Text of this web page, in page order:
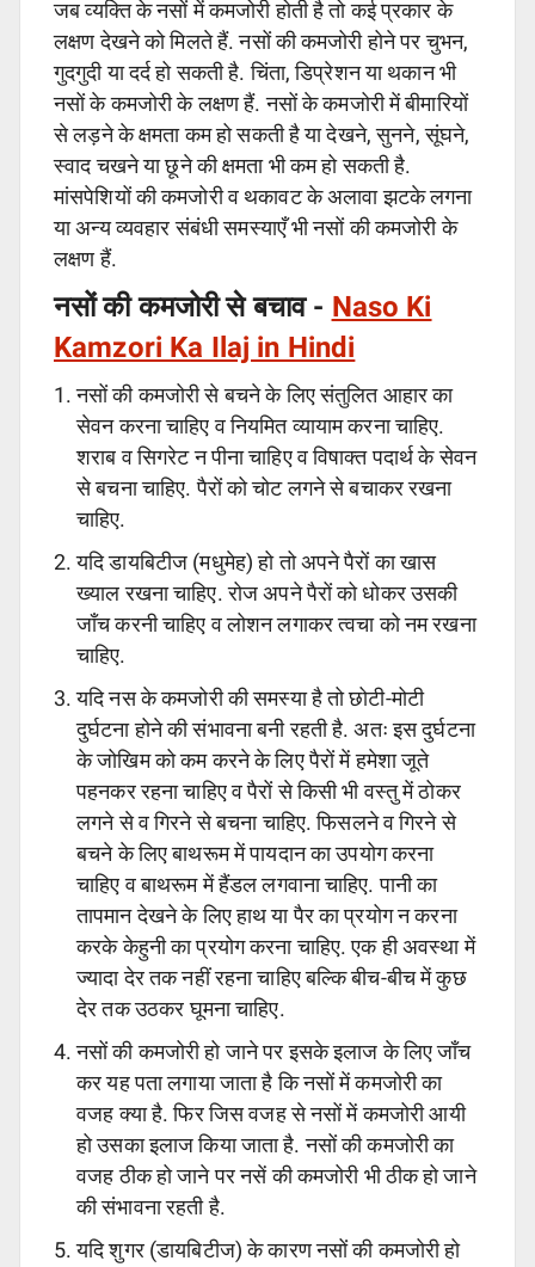
जब व्यक्ति के नसों में कमजोरी होती है तो कई प्रकार के
लक्षण देखने को मिलते हैं. नसों की कमजोरी होने पर चुभन,
गुदगुदी या दर्द हो सकती है. चिंता, डिप्रेशन या थकान भी
नसों के कमजोरी के लक्षण हैं. नसों के कमजोरी में बीमारियों
से लड़ने के क्षमता कम हो सकती है या देखने, सुनने, सूंघने,
स्वाद चखने या छूने की क्षमता भी कम हो सकती है.
मांसपेशियों की कमजोरी व थकावट के अलावा झटके लगना
या अन्य व्यवहार संबंधी समस्याएँ भी नसों की कमजोरी के
लक्षण हैं.
नसों की कमजोरी से बचाव - Naso Ki
Kamzori Ka Ilaj in Hindi
नसों की कमजोरी से बचने के लिए संतुलित आहार का
सेवन करना चाहिए व नियमित व्यायाम करना चाहिए.
शराब व सिगरेट न पीना चाहिए व विषाक्त पदार्थ के सेवन
से बचना चाहिए. पैरों को चोट लगने से बचाकर रखना
चाहिए.
यदि डायबिटीज (मधुमेह) हो तो अपने पैरों का खास
ख्याल रखना चाहिए. रोज अपने पैरों को धोकर उसकी
जाँच करनी चाहिए व लोशन लगाकर त्वचा को नम रखना
चाहिए.
यदि नस के कमजोरी की समस्या है तो छोटी-मोटी
दुर्घटना होने की संभावना बनी रहती है. अतः इस दुर्घटना
के जोखिम को कम करने के लिए पैरों में हमेशा जूते
पहनकर रहना चाहिए व पैरों से किसी भी वस्तु में ठोकर
लगने से व गिरने से बचना चाहिए. फिसलने व गिरने से
बचने के लिए बाथरूम में पायदान का उपयोग करना
चाहिए व बाथरूम में हैंडल लगवाना चाहिए. पानी का
तापमान देखने के लिए हाथ या पैर का प्रयोग न करना
करके केहुनी का प्रयोग करना चाहिए. एक ही अवस्था में
ज्यादा देर तक नहीं रहना चाहिए बल्कि बीच-बीच में कुछ
देर तक उठकर घूमना चाहिए.
नसों की कमजोरी हो जाने पर इसके इलाज के लिए जाँच
कर यह पता लगाया जाता है कि नसों में कमजोरी का
वजह क्या है. फिर जिस वजह से नसों में कमजोरी आयी
हो उसका इलाज किया जाता है. नसों की कमजोरी का
वजह ठीक हो जाने पर नसें की कमजोरी भी ठीक हो जाने
की संभावना रहती है.
यदि शुगर (डायबिटीज) के कारण नसों की कमजोरी हो